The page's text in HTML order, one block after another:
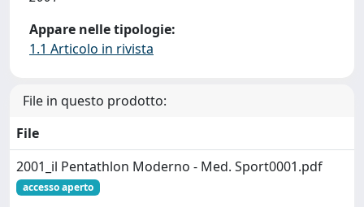
Appare nelle tipologie:
1.1 Articolo in rivista
File in questo prodotto:
File
2001_il Pentathlon Moderno - Med. Sport0001.pdf
accesso aperto